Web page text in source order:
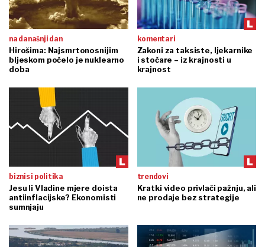
na današnji dan
Hirošima: Najsmrtonosnijim
bljeskom počelo je nuklearno
doba
komentari
Zakoni za taksiste, ljekarnike
i stočare – iz krajnosti u
krajnost
biznis i politika
Jesu li Vladine mjere doista
antiinflacijske? Ekonomisti
sumnjaju
trendovi
Kratki video privlači pažnju, ali
ne prodaje bez strategije